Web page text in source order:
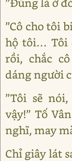
”Cô cho tôi
hộ tôi… Tôi
rồi, chắc
dáng người
”Tôi sẽ
vậy!” Tố
nghĩ, may
Chỉ giây lát